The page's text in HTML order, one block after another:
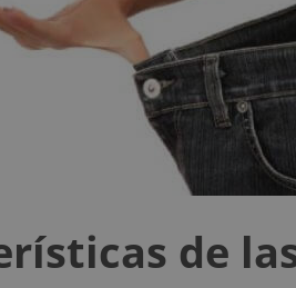
de